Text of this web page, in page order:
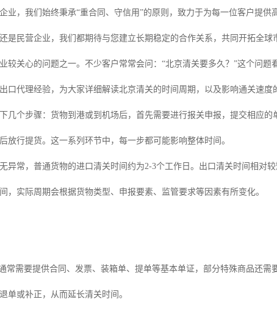
业，我们始终秉承“重合同、守信用”的原则，致力于为每一位客户提供
是民营企业，我们都期待与您建立长期稳定的合作关系，共同开拓全球
较关心的问题之一。不少客户常常会问：“北京清关要多久？”这个问题
口代理经验，为大家详细解读北京清关的时间周期，以及影响通关速度
几个步骤：货物到港或到机场后，首先需要进行报关申报，提交相应
放行提货。这一系列环节中，每一步都可能影响整体时间。
异常，普通货物的进口清关时间约为2-3个工作日。出口清关时间相对
，实际周期会根据货物类型、申报要素、监管要求等因素有所变化。
常需要提供合同、发票、装箱单、提单等基本单证，部分特殊商品还需
单或补正，从而延长清关时间。